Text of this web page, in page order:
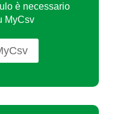
è necessario
MyCsv